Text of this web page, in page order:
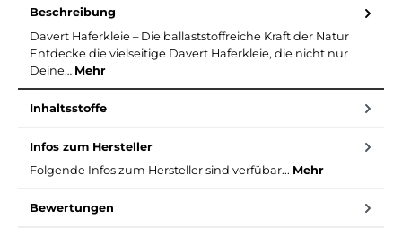
Beschreibung
Davert Haferkleie – Die ballaststoffreiche Kraft der Natur
Entdecke die vielseitige Davert Haferkleie, die nicht nur
Deine… Mehr
Inhaltsstoffe
Infos zum Hersteller
Folgende Infos zum Hersteller sind verfübar... Mehr
Bewertungen